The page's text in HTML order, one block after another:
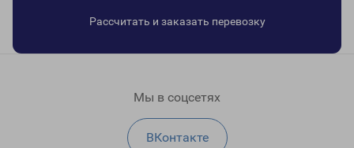
Рассчитать и заказать перевозку
Мы в соцсетях
ВКонтакте